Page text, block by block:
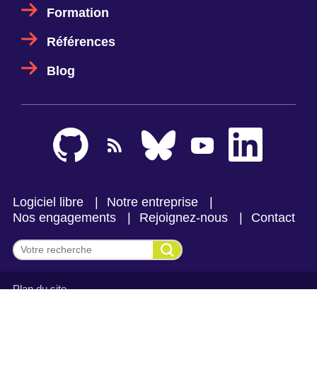
Formation
Références
Blog
Logiciel libre
Notre entreprise
Nos engagements
Rejoignez-nous Contact
Effectuer une recherche
Plan du site